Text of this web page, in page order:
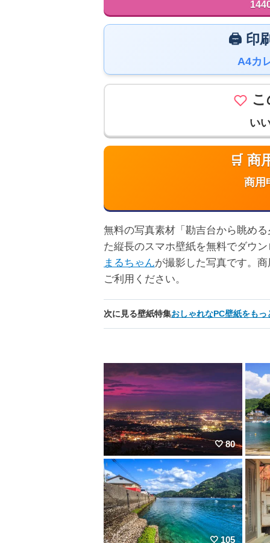
🖨️ 印
A4カ
い
🛒 商
商用
無料の写真素材「勘吉台から眺め
た縦長のスマホ壁紙を無料でダウ
まるちゃんが撮影した写真です。
ご利用ください。
次に見る壁紙特集おしゃれなPC壁紙をもっ
80
105